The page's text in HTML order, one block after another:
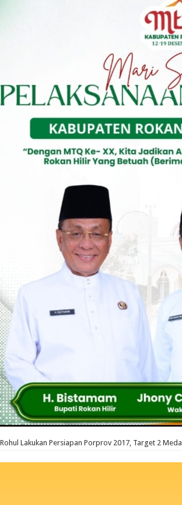
Rohul Lakukan Persiapan Porprov 2017, Target 2